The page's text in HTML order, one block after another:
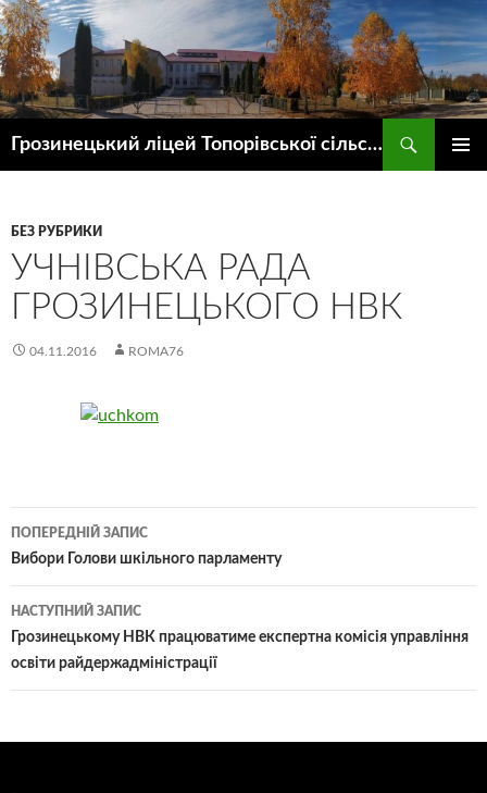
Грозинецький ліцей Топорівської сільської ради
БЕЗ РУБРИКИ
УЧНІВСЬКА РАДА
ГРОЗИНЕЦЬКОГО НВК
04.11.2016 ROMA76
Навігація
по
записам
ПОПЕРЕДНІЙ ЗАПИС
Вибори Голови шкільного парламенту
НАСТУПНИЙ ЗАПИС
Грозинецькому НВК працюватиме експертна комісія управління
освіти райдержадміністрації